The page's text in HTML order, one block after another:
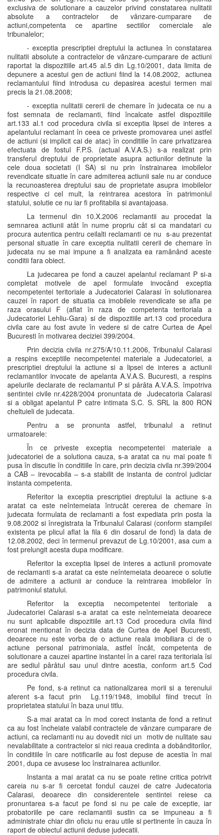
exclusiva de solutionare a cauzelor privind constatarea nulitatii
absolute a contractelor de vânzare-cumparare de
actiuni,competenta ce apartine sectiilor comerciale ale
tribunalelor;
- exceptia prescriptiei dreptului la actiunea în constatarea
nulitatii absolute a contractelor de vânzare-cumparare de actiuni
raportat la dispozitiile art.45 al.5 din Lg.10/2001, data limita de
depunere a acestui gen de actiuni fiind la 14.08.2002, actiunea
reclamantului fiind introdusa cu depasirea acestui termen mai
precis la 21.08.2008;
- exceptia nulitatii cererii de chemare în judecata ce nu a
fost semnata de reclamanti, fiind încalcate astfel dispozitiile
art.133 al.1 cod procedura civila si exceptia lipsei de interes a
apelantului reclamant în ceea ce priveste promovarea unei astfel
de actiuni (si implicit cai de atac) în conditiile în care privatizarea
efectuata de fostul F.P.S. (actual A.V.A.S.) s-a realizat prin
transferul dreptului de proprietate asupra actiunilor detinute la
cele doua societati (I SA) si nu prin înstrainarea imobilelor
revendicate situatie în care admiterea actiunii sale nu ar conduce
la recunoasterea dreptului sau de proprietate asupra imobilelor
respective ci cel mult, la reintrarea acestora în patrimoniul
statului, solutie ce nu iar fi profitabila si avantajoasa.
La termenul din 10.X.2006 reclamantii au procedat la
semnarea actiunii atât în nume propriu cât si ca mandatari cu
procura autentica pentru ceilalti reclamanti ce nu s-au prezentat
personal situatie în care exceptia nulitatii cererii de chemare în
judecata nu se mai impune a fi analizata ea ramânând aceste
conditii fara obiect.
La judecarea pe fond a cauzei apelantul reclamant P si-a
completat motivele de apel formulate invocând exceptia
necompetentei teritoriale a Judecatoriei Calarasi în solutionarea
cauzei în raport de situatia ca imobilele revendicate se afla pe
raza orasului F (aflat în raza de competenta teritoriala a
Judecatoriei Lehliu-Gara) si de dispozitiile art.13 cod procedura
civila care au fost avute în vedere si de catre Curtea de Apel
Bucuresti în motivarea deciziei 399/2004.
Prin decizia civila nr.275/A/10.11.2006, Tribunalul Calarasi
a respins exceptiile necompetentei materiale a Judecatoriei, a
prescriptiei dreptului la actiune si a lipsei de interes a actiunii
reclamantilor invocate de apelanta A.V.A.S. Bucuresti, a respins
apelurile declarate de reclamantul P si pârâta A.V.A.S. împotriva
sentintei civile nr.4228/2004 pronuntata de Judecatoria Calarasi
si a obligat apelantul P catre intimata S.C. S. SRL la 800 RON
cheltuieli de judecata.
Pentru a se pronunta astfel, tribunalul a retinut
urmatoarele:
În ce priveste exceptia necompetentei materiale a
judecatoriei de a solutiona cauza, s-a aratat ca nu mai poate fi
pusa în discutie în conditiile în care, prin decizia civila nr.399/2004
a CAB – irevocabila – s-a stabilit de instanta de control judiciar
instanta competenta.
Referitor la exceptia prescriptiei dreptului la actiune s-a
aratat ca este neîntemeiata întrucât cererea de chemare în
judecata formulata de reclamanti a fost expediata prin posta la
9.08.2002 si înregistrata la Tribunalul Calarasi (conform stampilei
existenta pe plicul aflat la fila 6 din dosarul de fond) la data de
12.08.2002, deci în termenul prevazut de Lg.10/2001, asa cum a
fost prelungit acesta dupa modificare.
Referitor la exceptia lipsei de interes a actiunii promovate
de reclamanti s-a aratat ca este neîntemeiata deoarece o solutie
de admitere a actiunii ar conduce la reintrarea imobilelor în
patrimoniul statului.
Referitor la exceptia necompetentei teritoriale a
Judecatoriei Calarasi s-a aratat ca este neîntemeiata deoarece
nu sunt aplicabile dispozitiile art.13 Cod procedura civila fiind
eronat mentionat în decizia data de Curtea de Apel Bucuresti,
deoarece nu este vorba de o actiune reala imobiliara ci de o
actiune personal patrimoniala, astfel încât, competenta de
solutionare a cauzei apartine instantei în a carei raza teritoriala îsi
are sediul pârâtul sau unul dintre acestia, conform art.5 Cod
procedura civila.
Pe fond, s-a retinut ca nationalizarea morii si a terenului
aferent s-a facut prin Lg.119/1948, imobilul fiind trecut în
proprietatea statului în baza unui titlu.
S-a mai aratat ca în mod corect instanta de fond a retinut
ca au fost încheiate valabil contractele de vânzare cumparare de
actiuni, ca reclamanti nu au dovedit nici un motiv de nulitate sau
nevalabilitate a contractelor si nici reaua credinta a dobânditorilor,
în conditiile în care notificarile au fost depuse de acestia în mai
2001, dupa ce avusese loc înstrainarea actiunilor.
Instanta a mai aratat ca nu se poate retine critica potrivit
careia nu s-ar fi cercetat fondul cauzei de catre Judecatoria
Calarasi, deoarece din considerentele sentintei reiese ca
pronuntarea s-a facut pe fond si nu pe cale de exceptie, iar
probatoriile pe care reclamantii sustin ca se impuneau a fi
administrate chiar din oficiu nu erau utile si pertinente în cauza în
raport de obiectul actiunii deduse judecatii.